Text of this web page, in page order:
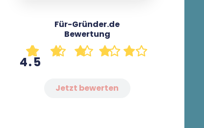
Für-Gründer.de
Bewertung
4.5
Jetzt bewerten